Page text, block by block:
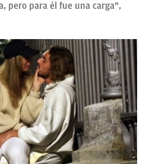
pero para él fue una carga",